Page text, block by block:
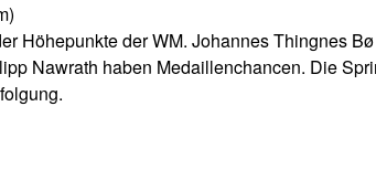
Höhepunkte der WM. Johannes Thingnes
Nawrath haben Medaillenchancen. Die